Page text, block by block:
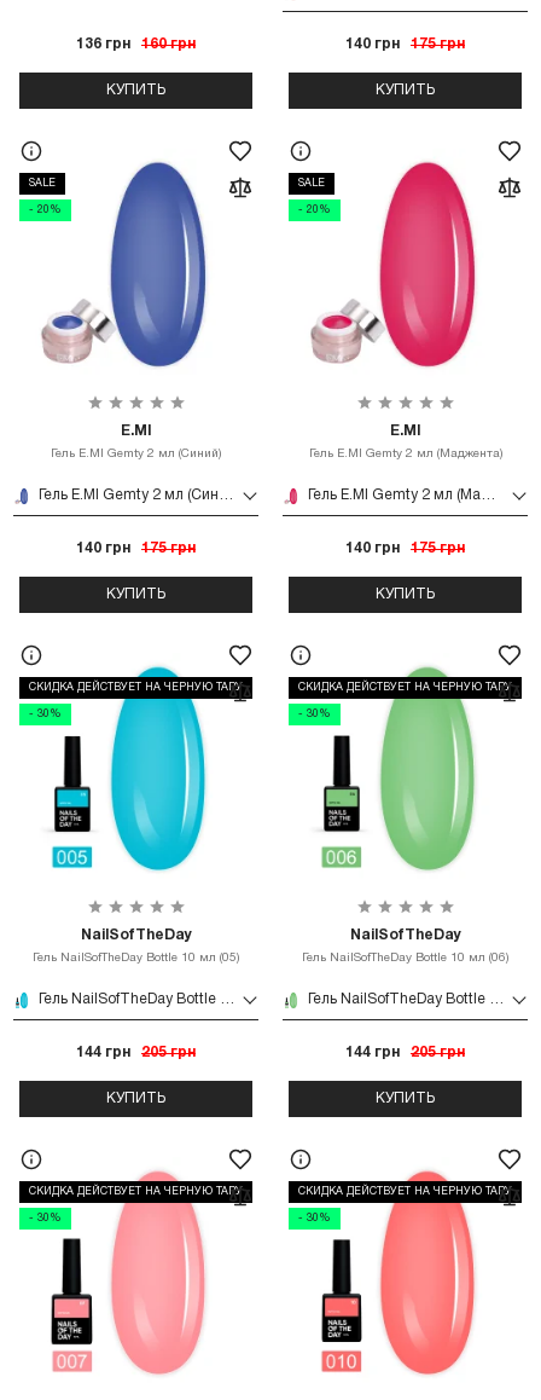
136 грн 160 грн
КУПИТЬ
140 грн 175 грн
КУПИТЬ
SALE
- 20%
E.MI
Гель E.MI Gemty 2 мл (Синий)
Гель E.MI Gemty 2 мл (Синий)
140 грн 175 грн
КУПИТЬ
SALE
- 20%
E.MI
Гель E.MI Gemty 2 мл (Маджента)
Гель E.MI Gemty 2 мл (Маджента)
140 грн 175 грн
КУПИТЬ
СКИДКА ДЕЙСТВУЕТ НА ЧЕРНУЮ ТАРУ
- 30%
NailSofTheDay
Гель NailSofTheDay Bottle 10 мл (05)
Гель NailSofTheDay Bottle 10 мл (05)
144 грн 205 грн
КУПИТЬ
СКИДКА ДЕЙСТВУЕТ НА ЧЕРНУЮ ТАРУ
- 30%
NailSofTheDay
Гель NailSofTheDay Bottle 10 мл (06)
Гель NailSofTheDay Bottle 10 мл (06)
144 грн 205 грн
КУПИТЬ
СКИДКА ДЕЙСТВУЕТ НА ЧЕРНУЮ ТАРУ
- 30%
СКИДКА ДЕЙСТВУЕТ НА ЧЕРНУЮ ТАРУ
- 30%